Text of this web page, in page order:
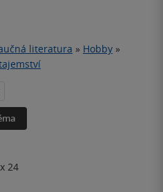
literatura » Hobby »
24